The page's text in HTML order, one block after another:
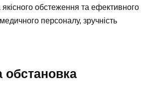
обстеження та ефективного
персоналу, зручність
обстановка